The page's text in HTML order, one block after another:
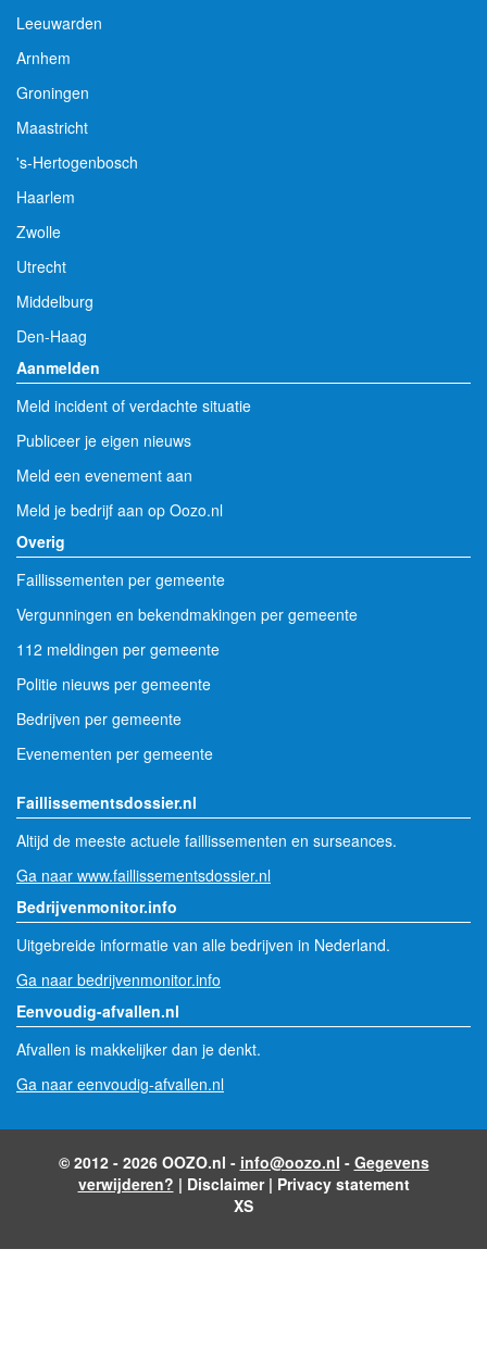
Leeuwarden
Arnhem
Groningen
Maastricht
's-Hertogenbosch
Haarlem
Zwolle
Utrecht
Middelburg
Den-Haag
Aanmelden
Meld incident of verdachte situatie
Publiceer je eigen nieuws
Meld een evenement aan
Meld je bedrijf aan op Oozo.nl
Overig
Faillissementen per gemeente
Vergunningen en bekendmakingen per gemeente
112 meldingen per gemeente
Politie nieuws per gemeente
Bedrijven per gemeente
Evenementen per gemeente
Faillissementsdossier.nl
Altijd de meeste actuele faillissementen en surseances.
Ga naar www.faillissementsdossier.nl
Bedrijvenmonitor.info
Uitgebreide informatie van alle bedrijven in Nederland.
Ga naar bedrijvenmonitor.info
Eenvoudig-afvallen.nl
Afvallen is makkelijker dan je denkt.
Ga naar eenvoudig-afvallen.nl
© 2012 - 2026 OOZO.nl - info@oozo.nl - Gegevens
verwijderen? | Disclaimer| Privacy statement
XS